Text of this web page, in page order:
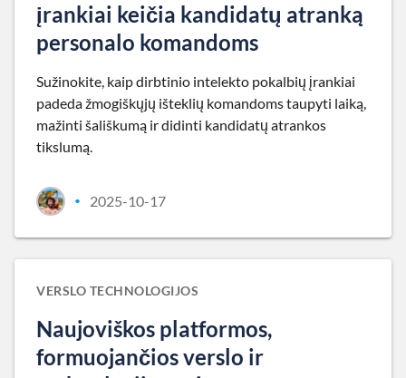
įrankiai keičia kandidatų atranką
personalo komandoms
Sužinokite, kaip dirbtinio intelekto pokalbių įrankiai
padeda žmogiškųjų išteklių komandoms taupyti laiką,
mažinti šališkumą ir didinti kandidatų atrankos
tikslumą.
• 2025-10-17
VERSLO TECHNOLOGIJOS
Naujoviškos platformos,
formuojančios verslo ir